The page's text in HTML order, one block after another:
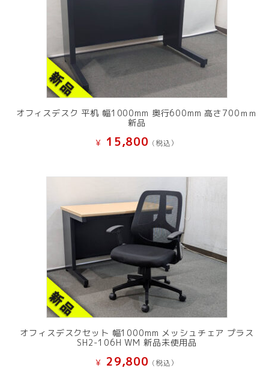
オフィスデスク 平机 幅1000mm 奥行600mm 高さ700ｍｍ
新品
¥ 15,800 (税込）
オフィスデスクセット 幅1000mm メッシュチェア プラス
SH2-106H WM 新品未使用品
¥ 29,800 (税込）